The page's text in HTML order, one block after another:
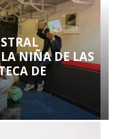
NIÑA DE LAS
DE